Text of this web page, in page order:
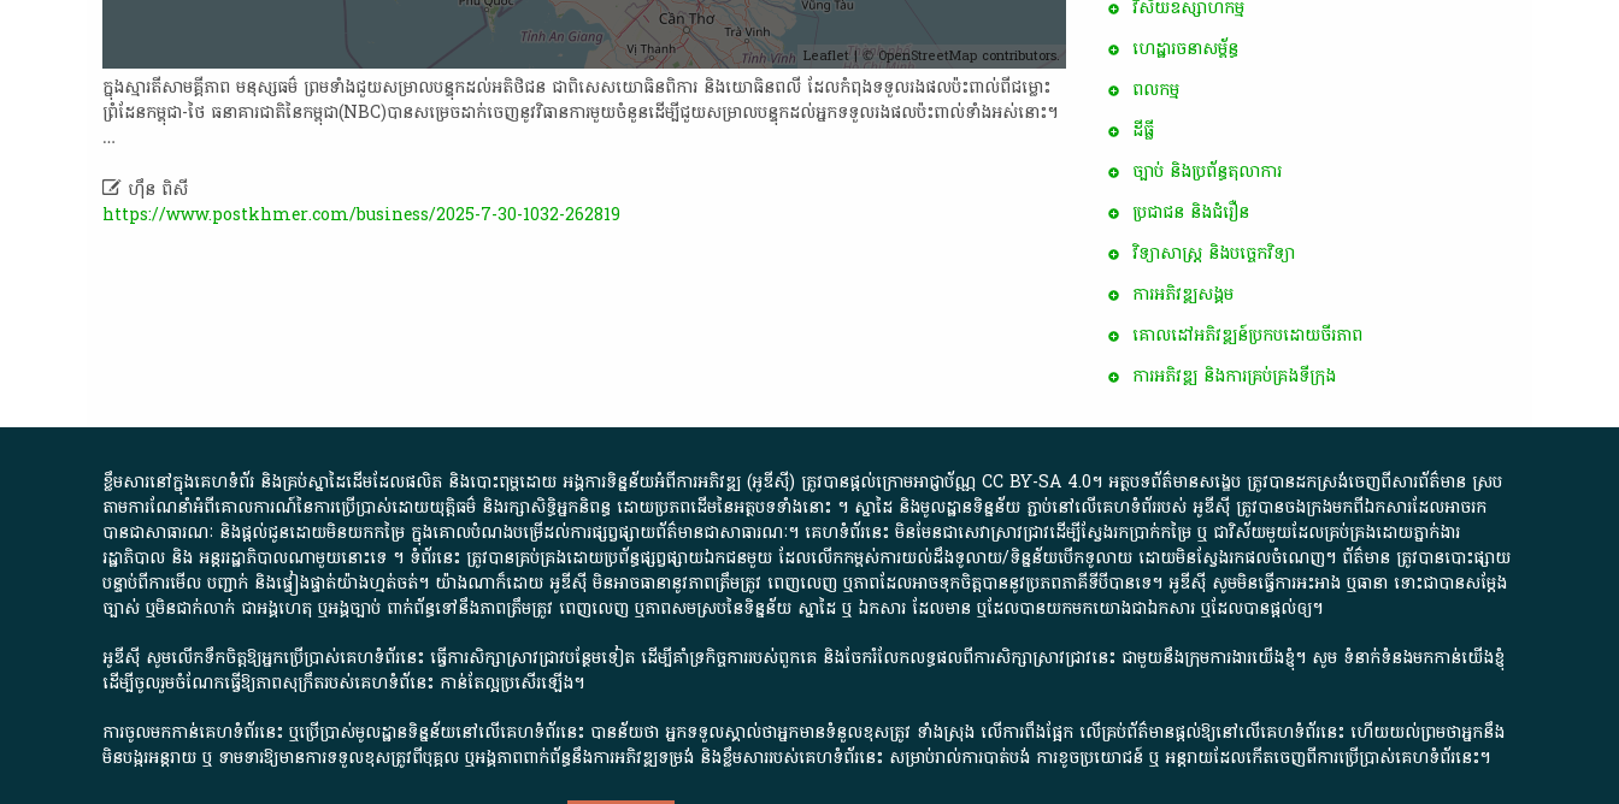
Leaflet| ©OpenStreetMapcontributors.
ក្នុងស្មារតីសាមគ្គីភាព មនុស្សធម៌ ព្រមទាំងជួយសម្រាលបន្ទុកដល់​អតិថិជន​ ជា​ពិសេស​យោធិន​ពិការ និង​យោធិនពលី ​ដែល​កំពុង​ទទួល​រង​ផល​ប៉ះ​ពាល់​ពីជម្លោះ
ព្រំដែនកម្ពុជា-ថៃ ធនាគារ​ជាតិ​នៃ​កម្ពុជា(NBC)​បានសម្រេច​​ដាក់​ចេញ​នូវ​វិធាន​ការ​មួយ​ចំនួន​​ដើម្បី​ជួយ​សម្រាល​បន្ទុក​ដល់​អ្នក​ទទួល​រង​ផល​ប៉ះ​ពាល់​ទាំងអស់​​នោះ​។​
…
ហ៊ឹន ពិសី
https://www.postkhmer.com/business/2025-7-30-1032-262819
វិស័យឧស្សាហកម្ម
ហេដ្ឋារចនាសម្ព័ន្ធ
ពល​កម្ម
ដីធ្លី
ច្បាប់ និងប្រព័ន្ធតុលាការ
ប្រជាជន និងជំរឿន
វិទ្យាសាស្ត្រ និងបច្ចេកវិទ្យា
ការ​អភិវឌ្ឍ​សង្គម
គោលដៅ​អភិវឌ្ឍន៍​ប្រកបដោយ​ចីរភាព
ការអភិវឌ្ឍ និងការគ្រប់គ្រងទីក្រុង
ខ្លឹមសារ​នៅ​ក្នុង​គេហទំព័រ និង​គ្រប់​ស្នា​ដៃ​ដើម​ដែល​ផលិត​ និង​បោះពុម្ព​ដោយ​ អង្គការ​ទិន្នន័យ​អំពី​ការអភិវឌ្ឍ​​ (អូ​ឌី​ស៊ី)​ ត្រូវ​បាន​ផ្តល់​ក្រោម​អាជ្ញាប័ណ្ណ​ CC BY-SA 4.0។​ អត្ថបទ​ព័ត៌មាន​សង្ខេប​ ត្រូវ​បាន​ដកស្រង់​ចេញពី​សារព័ត៌មាន ស្រប
តាមការ​ណែនាំ​អំពី​គោលការណ៍​នៃ​ការ​ប្រើប្រាស់​ដោយ​យុត្តិធម៌​ និង​រក្សាសិទ្ធិអ្នកនិពន្ធ ដោយ​ប្រភពដើម​នៃ​​អត្ថបទទាំង​នោះ​ ។​ ស្នាដៃ​ និង​មូលដ្ឋាន​ទិន្នន័យ ​ភ្ជាប់​នៅ​លើ​គេហទំព័រ​របស់​ អូ​ឌី​ស៊ី​ ត្រូវ​បាន​ចងក្រង​មក​ពី​ឯកសារ​ដែល​អាច​រក​
បានជា​សាធារណៈ​ និង​ផ្តល់​ជូន​ដោយ​មិន​យក​កម្រៃ​ ក្នុង​គោលបំណង​បម្រើ​ដល់ការ​ផ្សព្វផ្សាយ​ព័ត៌មាន​ជា​សាធារណៈ​។​ គេហទំព័រ​នេះ​ មិនមែន​ជា​សេវា​ស្រាវជ្រាវ​ដើម្បី​ស្វែងរកប្រាក់​កម្រៃ​ ឬ​ ជា​វិស័យ​មួយ​ដែល​គ្រប់គ្រង​ដោយ​ភ្នាក់ងារ​
រដ្ឋាភិបាល​ និង ​អន្តររដ្ឋាភិបាល​ណាមួយ​នោះ​ទេ ​។​ ទំព័រ​នេះ​ ត្រូវ​បាន​គ្រប់គ្រង​ដោយ​ប្រព័ន្ធ​ផ្សព្វផ្សាយ​ឯកជន​មួយ​ ដែល​លើកកម្ពស់​ការ​យល់​ដឹង​ទូលាយ​/​ទិន្នន័យ​បើក​ទូលាយ​ ដោយ​មិនស្វែង​រក​ផល​ចំណេញ​។​ ព័ត៌មាន​ ត្រូវ​បាន​បោះផ្សាយ​
បន្ទាប់​ពី​ការ​មើល​ បញ្ជាក់​ និង​ផ្ទៀងផ្ទាត់​យ៉ាង​ហ្មត់ចត់​។​ យ៉ាងណា​ក៏​ដោយ​ អូ​ឌី​ស៊ី​ មិន​អាច​ធានា​នូវ​ភាព​ត្រឹមត្រូវ​ ពេញលេញ​ ឬ​ភាព​ដែល​អាច​ទុកចិត្ត​បាននូវ​ប្រភព​ភាគី​ទី​បី​បាន​ទេ​។​ អូ​ឌី​ស៊ី​ សូម​មិន​ធ្វើការ​អះអាង​ ឬ​ធានា​ ទោះជា​បាន​សម្តែង​
ច្បាស់​ ឬ​មិន​ជាក់លាក់​ ជា​អង្គហេតុ​ ឬ​អង្គច្បាប់​ ពាក់ព័ន្ធ​ទៅ​នឹង​ភាព​ត្រឹមត្រូវ​ ពេញលេញ​ ឬ​ភាព​សម​ស្រប​នៃ​ទិន្នន័យ​ ស្នាដៃ​ ឬ​ ឯកសារ​ ដែល​មាន​ ឬ​ដែល​បាន​យក​មក​យោង​ជា​ឯកសារ​ ឬ​ដែល​បាន​ផ្តល់​ឲ្យ​។
អូឌីស៊ី សូមលើកទឹកចិត្តឱ្យអ្នកប្រើប្រាស់គេហទំព័រនេះ ធ្វើការសិក្សាស្រាវជ្រាវបន្ថែមទៀត ដើម្បីគាំទ្រកិច្ចការ​របស់ពួកគេ និងចែករំលែកលទ្ធផលពីការសិក្សាស្រាវជ្រាវនេះ ជាមួយនឹងក្រុមការងារយើងខ្ញុំ។ សូម ទំនាក់ទំនងមកកាន់យើងខ្ញុំ
ដើម្បីចូលរួមចំណែកធ្វើឱ្យភាពសុក្រឹតរបស់គេហទំព័នេះ កាន់តែល្អប្រសើរឡើង។
ការចូលមកកាន់គេហទំព័រនេះ ឬប្រើប្រាស់មូលដ្ឋានទិន្នន័យនៅលើគេហទំព័រនេះ បានន័យថា អ្នកទទួលស្គាល់ថាអ្នកមានទំនួលខុសត្រូវ ទាំងស្រុង លើការពឹងផ្អែក លើគ្រប់ព័ត៌មានផ្តល់ឱ្យនៅលើគេហទំព័រនេះ ហើយយល់ព្រមថាអ្នកនឹង
មិនបង្ករអន្តរាយ ឬ ទាមទារ​ឱ្យមានការទទួលខុស​ត្រូវពីបុគ្គល ឬអង្គភាពពាក់ព័ន្ធនឹងការអភិវឌ្ឍទម្រង់ និងខ្លឹមសាររបស់គេហទំព័រនេះ សម្រាប់រាល់ការបាត់បង់ ការខូចប្រយោជន៍ ឬ អន្តរាយដែលកើតចេញពីការប្រើប្រាស់គេហទំព័រនេះ។